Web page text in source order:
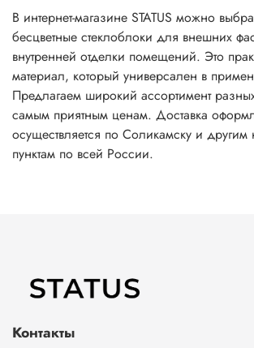
В интернет-магазине STATUS можно
бесцветные стеклоблоки для внешних
внутренней отделки помещений. Это
материал, который универсален в
Предлагаем широкий ассортимент
самым приятным ценам. Доставка
осуществляется по Соликамску и
пунктам по всей России.
Контакты